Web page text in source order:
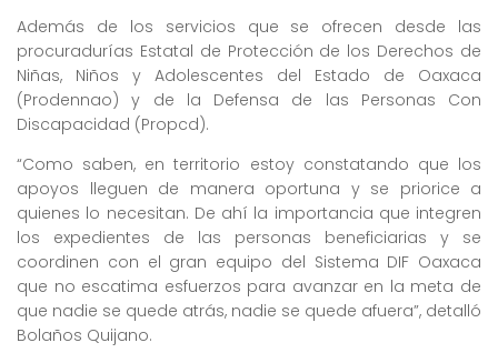
Además de los servicios que se ofrecen desde las
procuradurías Estatal de Protección de los Derechos de
Niñas, Niños y Adolescentes del Estado de Oaxaca
(Prodennao) y de la Defensa de las Personas Con
Discapacidad (Propcd).
“Como saben, en territorio estoy constatando que los
apoyos lleguen de manera oportuna y se priorice a
quienes lo necesitan. De ahí la importancia que integren
los expedientes de las personas beneficiarias y se
coordinen con el gran equipo del Sistema DIF Oaxaca
que no escatima esfuerzos para avanzar en la meta de
que nadie se quede atrás, nadie se quede afuera”, detalló
Bolaños Quijano.